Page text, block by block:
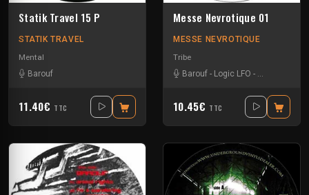
Statik Travel 15 P
STATIK TRAVEL
Mental
Barouf
11.40€ TTC
Messe Nevrotique 01
MESSE NEVROTIQUE
Tribe
Barouf - Logic LFO - Scandal
10.45€ TTC